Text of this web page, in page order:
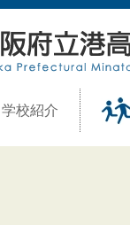
学校紹介